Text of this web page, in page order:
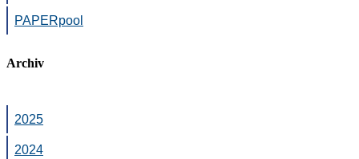
PAPERpool
Archiv
2025
2024